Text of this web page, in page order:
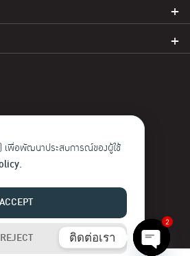
ติดต่อเรา
2
เพื่อพัฒนาประสบการณ์ของผู้ใช้
ACCEPT
REJECT